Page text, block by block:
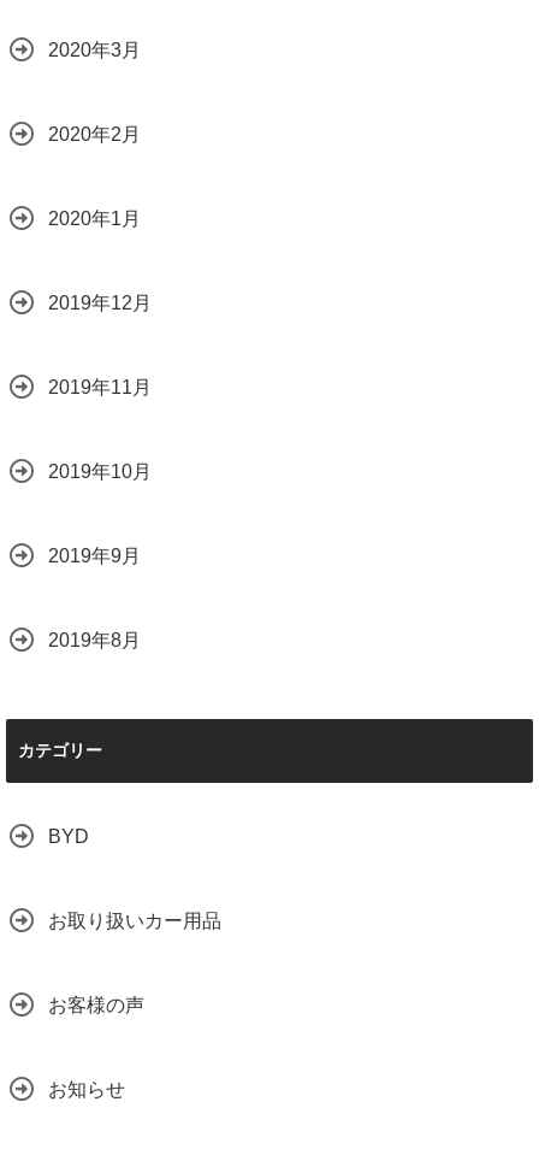
2020年3月
2020年2月
2020年1月
2019年12月
2019年11月
2019年10月
2019年9月
2019年8月
カテゴリー
BYD
お取り扱いカー用品
お客様の声
お知らせ